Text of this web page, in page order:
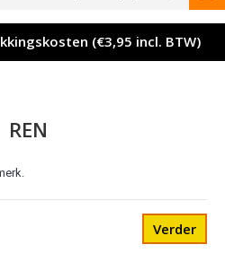
(€3,95 incl. BTW)
REN
Verder